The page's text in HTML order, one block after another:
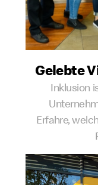
Gelebte
Inklusion
Erfahre,